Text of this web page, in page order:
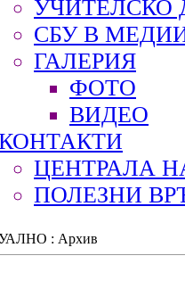
УЧИТЕЛСКО
СБУ В
ГАЛЕРИЯ
ФОТО
ВИДЕО
ЦЕНТРАЛА
ПОЛЕЗНИ
: Архив